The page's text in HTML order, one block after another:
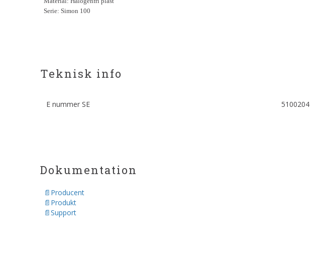
Serie: Simon 100
Teknisk info
E nummer SE 5100204
Dokumentation
Producent
Produkt
Support